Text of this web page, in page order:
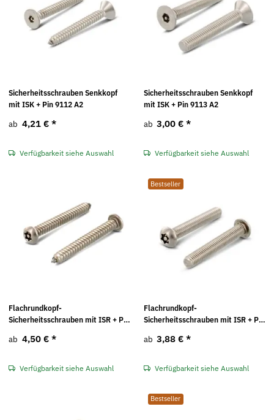
Sicherheitsschrauben Senkkopf
mit ISK + Pin 9112 A2
ab 4,21 € *
Verfügbarkeit siehe Auswahl
Sicherheitsschrauben Senkkopf
mit ISK + Pin 9113 A2
ab 3,00 € *
Verfügbarkeit siehe Auswahl
Flachrundkopf-
Sicherheitsschrauben mit ISR + Pin
ab 4,50 € *
Verfügbarkeit siehe Auswahl
Bestseller
Flachrundkopf-
Sicherheitsschrauben mit ISR + Pin
ab 3,88 € *
Verfügbarkeit siehe Auswahl
Bestseller